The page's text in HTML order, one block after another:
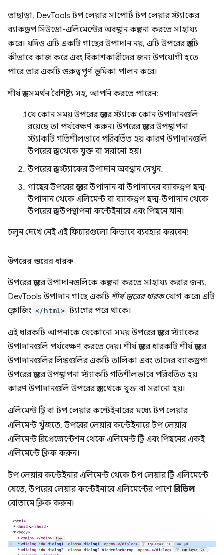
তাছাড়া, DevTools টপ লেয়ার সাপোর্ট টপ লেয়ার স্ট্যাকের
ব্যাকড্রপ সিউডো-এলিমেন্টের অবস্থান কল্পনা করতে সাহায্য
করে। যদিও এটি একটি গাছের উপাদান নয়, এটি উপরের স্তরটি
কীভাবে কাজ করে এবং বিকাশকারীদের জন্য উপযোগী হতে
পারে তার একটি গুরুত্বপূর্ণ ভূমিকা পালন করে।
শীর্ষ স্তর সমর্থন বৈশিষ্ট্য সহ, আপনি করতে পারেন:
যে কোন সময় উপরের স্তরের স্ট্যাকে কোন উপাদানগুলি
রয়েছে তা পর্যবেক্ষণ করুন। উপরের স্তরের উপস্থাপনা
স্ট্যাকটি গতিশীলভাবে পরিবর্তিত হয় কারণ উপাদানগুলি
উপরের স্তর থেকে যুক্ত বা সরানো হয়।
উপরের স্তর স্ট্যাকের উপাদান অবস্থান দেখুন.
গাছের উপরের স্তরের উপাদান বা উপাদানের ব্যাকড্রপ ছদ্ম-
উপাদান থেকে এলিমেন্ট বা ব্যাকড্রপ ছদ্ম-উপাদান থেকে
উপরের স্তর উপস্থাপনা কন্টেইনারে এবং পিছনে যান।
চলুন দেখে নেই এই ফিচারগুলো কিভাবে ব্যবহার করবেন!
উপরের স্তরের ধারক
উপরের স্তরের উপাদানগুলিকে কল্পনা করতে সাহায্য করার জন্য,
DevTools উপাদান গাছে একটি শীর্ষ স্তরের ধারকযোগ করে৷ এটি
ক্লোজিং </html> ট্যাগের পরে থাকে।
এই ধারকটি আপনাকে যেকোনো সময় উপরের স্তরের স্ট্যাকের
উপাদানগুলি পর্যবেক্ষণ করতে দেয়। শীর্ষ স্তরের ধারকটি শীর্ষ স্তরের
উপাদানগুলির লিঙ্কগুলির একটি তালিকা এবং তাদের ব্যাকড্রপ৷
উপরের স্তরের উপস্থাপনা স্ট্যাকটি গতিশীলভাবে পরিবর্তিত হয়
কারণ উপাদানগুলি উপরের স্তর থেকে যুক্ত বা সরানো হয়।
এলিমেন্ট ট্রি বা টপ লেয়ার কন্টেইনারের মধ্যে টপ লেয়ার
এলিমেন্ট খুঁজতে, উপরের লেয়ার কন্টেইনারে টপ লেয়ার
এলিমেন্ট রিপ্রেজেন্টেশন থেকে এলিমেন্ট ট্রি এবং পিছনের একই
এলিমেন্টে ক্লিক করুন।
টপ লেয়ার কন্টেইনার এলিমেন্ট থেকে টপ লেয়ার ট্রি এলিমেন্টে
যেতে, উপরের লেয়ার কন্টেইনারে এলিমেন্টের পাশেরিভিল
বোতামে ক্লিক করুন।